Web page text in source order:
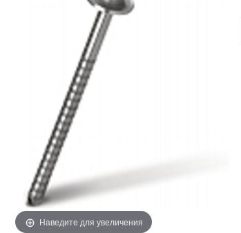
Наведите для увеличения